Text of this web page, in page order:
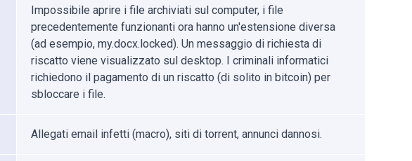
Impossibile aprire i file archiviati sul computer, i file
precedentemente funzionanti ora hanno un'estensione diversa
(ad esempio, my.docx.locked). Un messaggio di richiesta di
riscatto viene visualizzato sul desktop. I criminali informatici
richiedono il pagamento di un riscatto (di solito in bitcoin) per
sbloccare i file.
Allegati email infetti (macro), siti di torrent, annunci dannosi.